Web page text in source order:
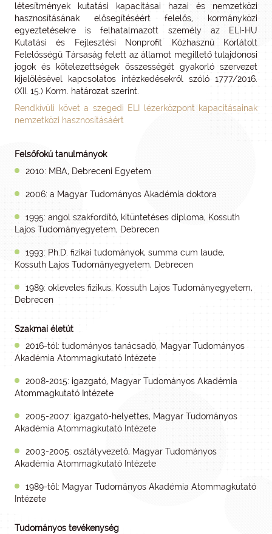
létesítmények kutatási kapacitásai hazai és nemzetközi
hasznosításának elősegítéséért felelős, kormányközi
egyeztetésekre is felhatalmazott személy az ELI-HU
Kutatási és Fejlesztési Nonprofit Közhasznú Korlátolt
Felelősségű Társaság felett az államot megillető tulajdonosi
jogok és kötelezettségek összességét gyakorló szervezet
kijelölésével kapcsolatos intézkedésekről szóló 1777/2016.
(XII. 15.) Korm. határozat szerint.
Rendkívüli követ a szegedi ELI lézerközpont kapacitásainak
nemzetközi hasznosításáért
Felsőfokú tanulmányok
2010: MBA, Debreceni Egyetem
2006: a Magyar Tudományos Akadémia doktora
1995: angol szakfordító, kitüntetéses diploma, Kossuth
Lajos Tudományegyetem, Debrecen
1993: Ph.D. fizikai tudományok, summa cum laude,
Kossuth Lajos Tudományegyetem, Debrecen
1989: okleveles fizikus, Kossuth Lajos Tudományegyetem,
Debrecen
Szakmai életút
2016-tól: tudományos tanácsadó, Magyar Tudományos
Akadémia Atommagkutató Intézete
2008-2015: igazgató, Magyar Tudományos Akadémia
Atommagkutató Intézete
2005-2007: igazgató-helyettes, Magyar Tudományos
Akadémia Atommagkutató Intézete
2003-2005: osztályvezető, Magyar Tudományos
Akadémia Atommagkutató Intézete
1989-től: Magyar Tudományos Akadémia Atommagkutató
Intézete
Tudományos tevékenység